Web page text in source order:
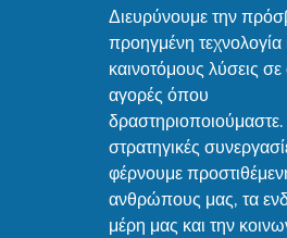
Διευρύνουμε την
προηγμένη τεχνολογία
καινοτόμους λύσεις σε
αγορές όπου
στρατηγικές
φέρνουμε
ανθρώπους μας, τα
μέρη μας και την